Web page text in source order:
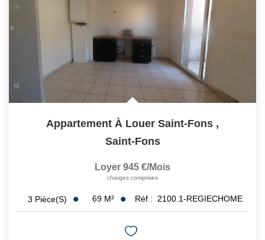
Appartement À Louer Saint-Fons ,
Saint-Fons
Loyer 945 €/mois
charges comprises
3 Pièce(s) 69 M² Réf : 2100.1-REGIECHOME